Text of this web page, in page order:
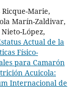
Marie,
Marín-Zaldivar,
López,
Actual de la
Físico-
para Camarón
Acuicola:
Internacional de